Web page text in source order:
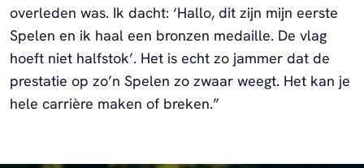
overleden was. Ik dacht: ‘Hallo, dit zijn mijn eerste
Spelen en ik haal een bronzen medaille. De vlag
hoeft niet halfstok’. Het is echt zo jammer dat de
prestatie op zo’n Spelen zo zwaar weegt. Het kan je
hele carrière maken of breken.”